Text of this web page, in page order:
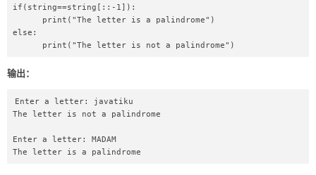
if(string==string[::-1]):
else:
      print("The letter is not a palindrome")
输出：
Enter a letter: javatiku
The letter is not a palindrome
Enter a letter: MADAM
The letter is a palindrome